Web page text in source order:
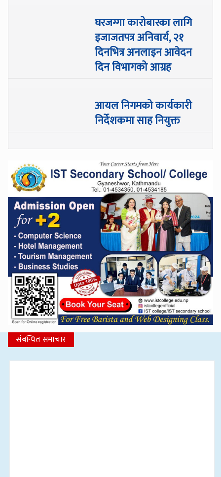
घरजग्गा कारोबारका लागि
इजाजतपत्र अनिवार्य, २१
दिनभित्र अनलाइन आवेदन
दिन विभागको आग्रह
आयल निगमको कार्यकारी
निर्देशकमा साह नियुक्त
संबन्धित समाचार